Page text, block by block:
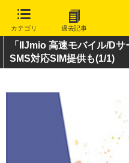
カテゴリ 過去記事
「IIJmio 高速モバイル/D
SMS対応SIM提供も(1/1)